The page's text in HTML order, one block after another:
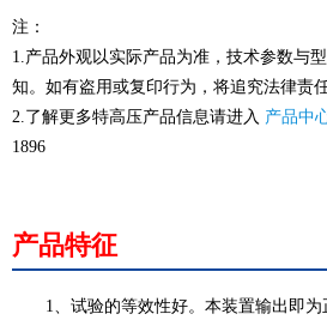
注：
1.产品外观以实际产品为准，技术参数与
知。如有盗用或复印行为，将追究法律责任
2.了解更多特高压产品信息请进入 产品中
1896
产品特征
1、试验的等效性好。本装置输出即